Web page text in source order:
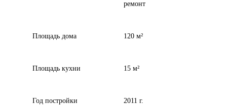
ремонт
Площадь дома 120 м²
Площадь кухни 15 м²
Год постройки 2011 г.